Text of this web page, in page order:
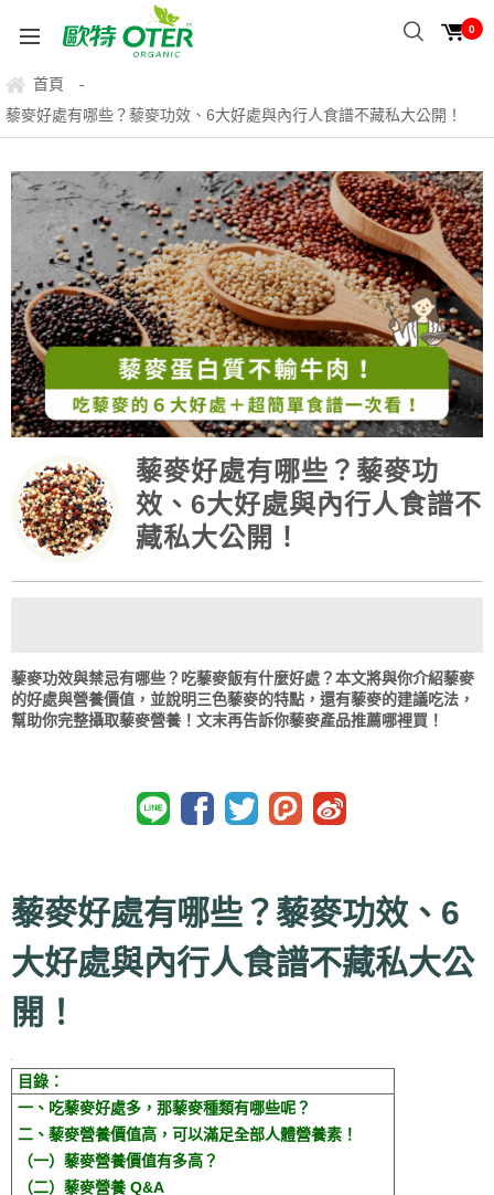
0
首頁 -
藜麥好處有哪些？藜麥功效、6大好處與內行人食譜不藏私大公開！
藜麥好處有哪些？藜麥功
效、6大好處與內行人食譜不
藏私大公開！
藜麥功效與禁忌有哪些？吃藜麥飯有什麼好處？本文將與你介紹藜麥
的好處與營養價值，並說明三色藜麥的特點，還有藜麥的建議吃法，
幫助你完整攝取藜麥營養！文末再告訴你藜麥產品推薦哪裡買！
藜麥好處有哪些？藜麥功效、6
大好處與內行人食譜不藏私大公
開！
目錄：
一、吃藜麥好處多，那藜麥種類有哪些呢？
二、藜麥營養價值高，可以滿足全部人體營養素！
（一）藜麥營養價值有多高？
（二）藜麥營養 Q&A